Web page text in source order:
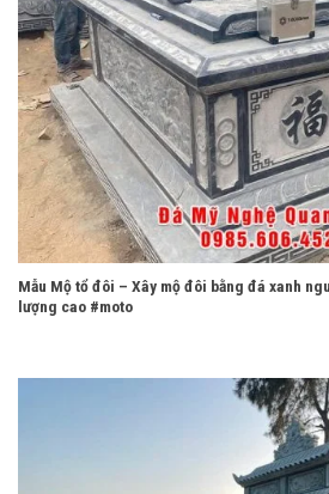
Mẫu Mộ tổ đôi – Xây mộ đôi bằng đá xanh
lượng cao #moto